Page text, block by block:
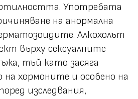
Употребата
на анормална
Алкохолът
върху сексуалните
тъй като засяга
хормоните и особено на
изследвания,